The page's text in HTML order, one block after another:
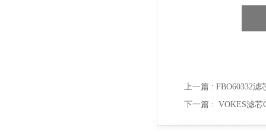
上一篇 : FBO60332滤
下一篇 : VOKES滤芯